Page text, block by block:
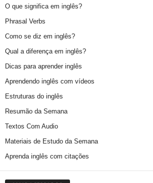
O que significa em inglês?
Phrasal Verbs
Como se diz em inglês?
Qual a diferença em inglês?
Dicas para aprender inglês
Aprendendo inglês com vídeos
Estruturas do inglês
Resumão da Semana
Textos Com Audio
Materiais de Estudo da Semana
Aprenda inglês com citações